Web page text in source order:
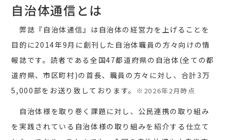
自治体通信とは
弊誌『自治体通信』は自治体の経営力を上げることを
目的に2014年9月に創刊した自治体職員の方々向けの情
報誌です。読者である全国47都道府県の自治体(全ての都
道府県、市区町村)の首長、職員の方々に対し、合計3万
5,000部をお送り致しております。
※2026年2月時点
自治体様を取り巻く課題に対し、公民連携の取り組み
を実践されている自治体様の取り組みを紹介する仕立て